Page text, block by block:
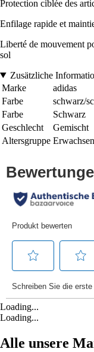
Protection ciblée des
Enfilage rapide et
Liberté de mouvement
sol
Zusätzliche
Marke
adidas
Farbe
schwarz/
Farbe
Schwarz
Geschlecht
Gemischt
Altersgruppe
Loading...
Loading...
Alle unsere